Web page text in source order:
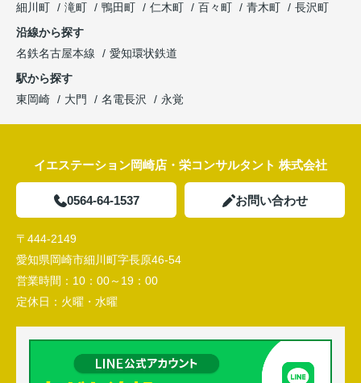
細川町
滝町 鴨田町 仁木町 百々町 青木町
長沢町
沿線から探す
名鉄名古屋本線
愛知環状鉄道
駅から探す
東岡崎
大門 名電長沢 永覚
イエステーション岡崎店・栄コンサルタント 株式会社
0564-64-1537 お問い合わせ
〒444-2149
愛知県岡崎市細川町字長原46-54
営業時間： 10：00～19：00
定休日： 火曜・水曜